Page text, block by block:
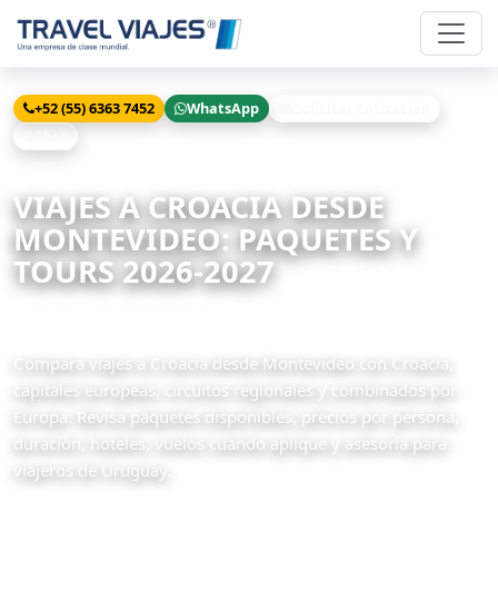
+52 (55) 6363 7452 WhatsApp
VIAJES A CROACIA DESDE
MONTEVIDEO: PAQUETES Y
TOURS 2026-2027
Compara viajes a Croacia desde Montevideo con Croacia,
capitales europeas, circuitos regionales y combinados por
Europa. Revisa paquetes disponibles, precios por persona,
duración, hoteles, vuelos cuando aplique y asesoría para
viajeros de Uruguay.